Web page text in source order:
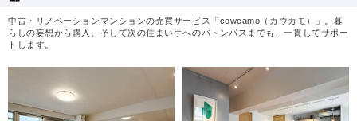
中古・リノベーションマンションの売買サービス「cowcamo（カウカモ）」。暮
らしの妄想から購入、そして次の住まい手へのバトンパスまでも、一貫してサポー
トします。